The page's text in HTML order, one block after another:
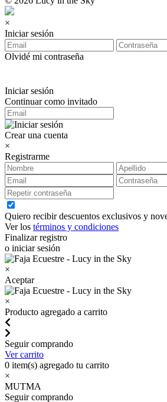
×
Iniciar sesión
Olvidé mi contraseña
Iniciar sesión
Continuar como invitado
Crear una cuenta
×
Registrarme
Quiero recibir descuentos exclusivos y
Ver los términos y condiciones
Finalizar registro
o iniciar sesión
×
Aceptar
×
Producto agregado a carrito
Seguir comprando
Ver carrito
0 item(s) agregado tu carrito
×
MUTMA
Seguir comprando